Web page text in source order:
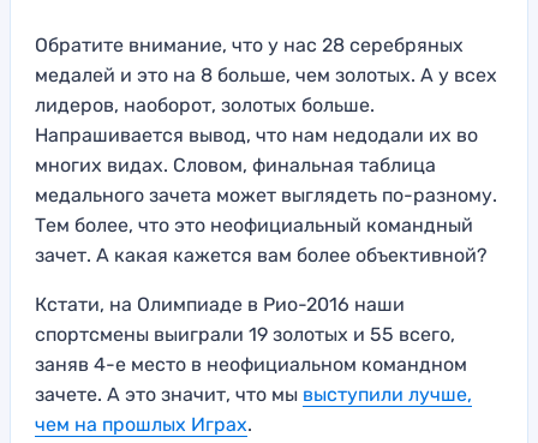
Обратите внимание, что у нас 28 серебряных
медалей и это на 8 больше, чем золотых. А у всех
лидеров, наоборот, золотых больше.
Напрашивается вывод, что нам недодали их во
многих видах. Словом, финальная таблица
медального зачета может выглядеть по-разному.
Тем более, что это неофициальный командный
зачет. А какая кажется вам более объективной?
Кстати, на Олимпиаде в Рио-2016 наши
спортсмены выиграли 19 золотых и 55 всего,
заняв 4-е место в неофициальном командном
зачете. А это значит, что мы выступили лучше,
чем на прошлых Играх.